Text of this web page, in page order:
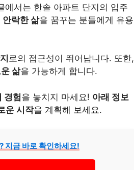
에서는 한솔 아파트 단지의 입주
안락한 삶을 꿈꾸는 분들에게 유용
로의 접근성이 뛰어납니다. 또한,
삶을 가능하게 합니다.
경험을 놓치지 마세요! 아래 정보
운 시작을 계획해 보세요.
지금 바로 확인하세요!